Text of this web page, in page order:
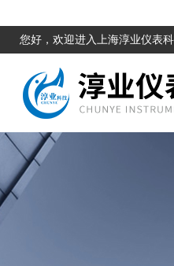
您好，欢迎进入上海淳业仪表